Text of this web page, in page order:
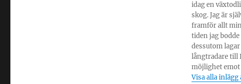
idag en
skog. Jag är
framför allt
tiden jag
dessutom
långtradare till
möjlighet emot
Visa alla inlägg